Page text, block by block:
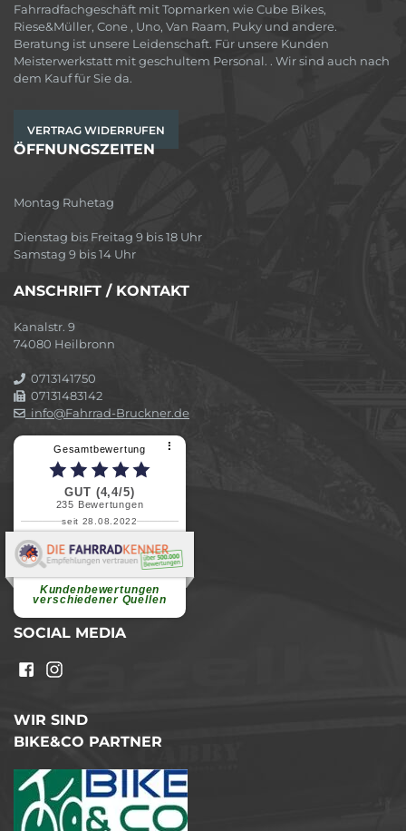
Fahrradfachgeschäft mit Topmarken wie Cube Bikes,
Riese&Müller, Cone , Uno, Van Raam, Puky und andere.
Beratung ist unsere Leidenschaft. Für unsere Kunden
Meisterwerkstatt mit geschultem Personal. . Wir sind auch nach
dem Kauf für Sie da.
VERTRAG WIDERRUFEN
ÖFFNUNGSZEITEN
Montag Ruhetag
Dienstag bis Freitag 9 bis 18 Uhr
Samstag 9 bis 14 Uhr
ANSCHRIFT / KONTAKT
Kanalstr. 9
74080 Heilbronn
0713141750
07131483142
info@Fahrrad-Bruckner.de
Gesamtbewertung ⠇
GUT (4,4/5)
235 Bewertungen
seit 28.08.2022
Kundenbewertungen
verschiedener Quellen
Elvira B.
Superschnelle und freundliche
weiterlesen
SOCIAL MEDIA
WIR SIND
BIKE&CO PARTNER